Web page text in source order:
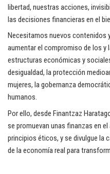
libertad, nuestras acciones,
las decisiones financieras en el
Necesitamos nuevos contenidos
aumentar el compromiso de los
estructuras económicas y
desigualdad, la protección
mujeres, la gobernanza
humanos.
Por ello, desde Finantzaz
se promuevan unas finanzas en
principios éticos, y se divulgue la
de la economía real para